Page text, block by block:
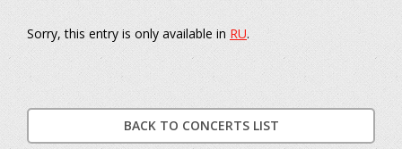
Sorry, this entry is only available in RU.
BACK TO CONCERTS LIST